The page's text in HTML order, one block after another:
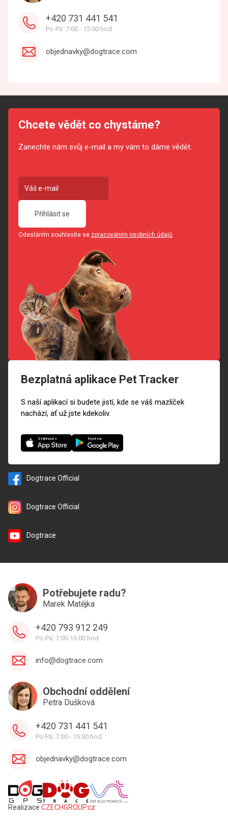
+420 731 441 541
Po-Pá: 7:00 - 15:00 hod
objednavky@dogtrace.com
Chcete vědět co chystáme?
Zanechte nám svůj e-mail a my vám to dáme vědět.
Přihlásit se
Odesláním souhlasíte se zpracováním osobních údajů
Bezplatná aplikace Pet Tracker
S naší aplikací si budete jistí, kde se váš mazlíček
nachází, ať už jste kdekoliv.
Stáhnout v Nyní na
Dogtrace Official
Dogtrace Official
Dogtrace
Potřebujete radu?
Marek Matějka
+420 793 912 249
Po-Pá: 7:00-15:00 hod
info@dogtrace.com
Obchodní oddělení
Petra Dušková
+420 731 441 541
Po-Pá: 7:00 - 15:00 hod
objednavky@dogtrace.com
Realizace CZECHGROUP.cz